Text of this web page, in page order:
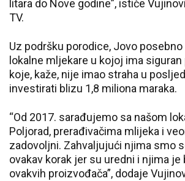
litara do Nove godine”, ističe
TV.
Uz podršku porodice, Jovo
lokalne mljekare u kojoj ima
koje, kaže, nije imao straha u
investirati blizu 1,8 miliona maraka.
“Od 2017. sarađujemo sa našom
Poljorad, prerađivačima mlijeka i
zadovoljni. Zahvaljujući njima smo
ovakav korak jer su uredni i njima je
ovakvih proizvođača”, dodaje